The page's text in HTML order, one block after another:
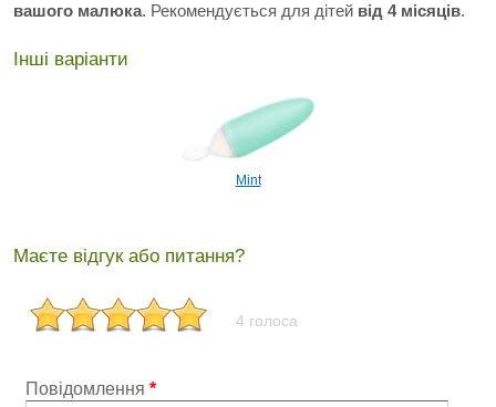
вашого малюка. Рекомендується для дітей від 4 місяців.
Інші варіанти
Mint
Маєте відгук або питання?
4 голоса
Повідомлення *